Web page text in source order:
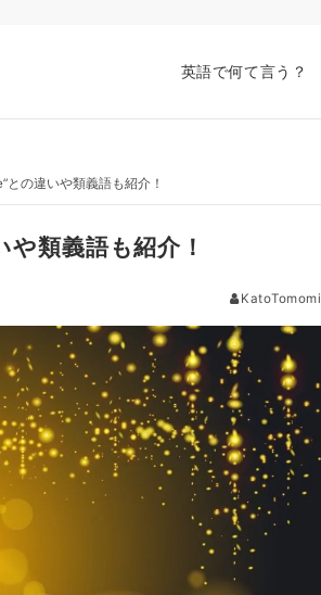
英語で何て言う？
との違いや類義語も紹介！
類義語も紹介！
KatoTomomi